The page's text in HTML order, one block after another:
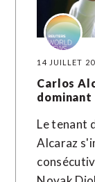
14 JUILLET
Carlos
dominant
Le tenant
Alcaraz